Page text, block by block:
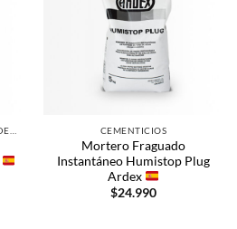
CEMENTICIOS
Mortero Fraguado
Instantáneo Humistop Plug
Ardex
$24.990